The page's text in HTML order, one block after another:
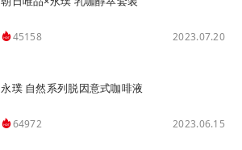
45158 2023.07.20
永璞 自然系列脱因意式咖啡液
64972 2023.06.15